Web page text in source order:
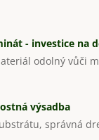
- investice na
odolný vůči
výsadba
správná